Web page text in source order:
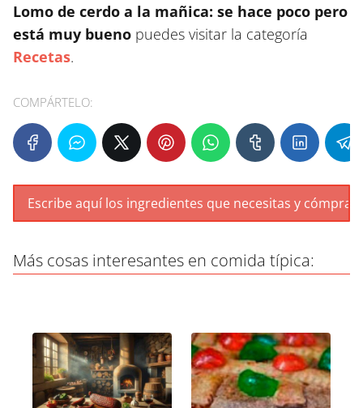
Lomo de cerdo a la mañica: se hace poco pero
está muy bueno puedes visitar la categoría
Recetas.
COMPÁRTELO:
Más cosas interesantes en comida típica: